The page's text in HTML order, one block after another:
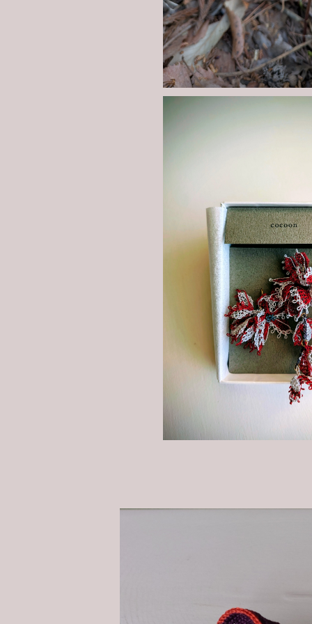
フラワーシ
森のトラン